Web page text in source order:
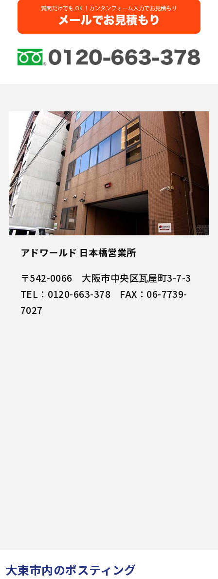
アドワールド 日本橋営業所
〒542-0066 大阪市中央区瓦屋町3-7-3
TEL：0120-663-378 FAX：06-7739-
7027
大東市内のポスティング